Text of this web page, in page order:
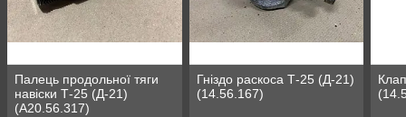
Палець продольної тяги
навіски Т-25 (Д-21)
(А20.56.317)
Гніздо раскоса Т-25 (Д-21)
(14.56.167)